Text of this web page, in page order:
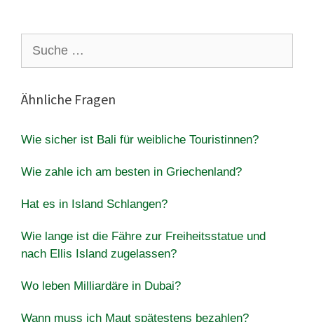
nach:
Ähnliche Fragen
Wie sicher ist Bali für weibliche Touristinnen?
Wie zahle ich am besten in Griechenland?
Hat es in Island Schlangen?
Wie lange ist die Fähre zur Freiheitsstatue und
nach Ellis Island zugelassen?
Wo leben Milliardäre in Dubai?
Wann muss ich Maut spätestens bezahlen?